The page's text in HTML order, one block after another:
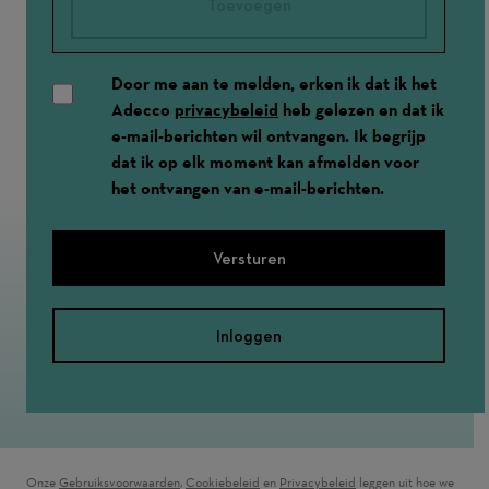
Door me aan te melden, erken ik dat ik het
Adecco privacybeleid heb gelezen en dat ik
e-mail-berichten wil ontvangen. Ik begrijp
dat ik op elk moment kan afmelden voor
het ontvangen van e-mail-berichten.
Versturen
Inloggen
Onze Gebruiksvoorwaarden(wordt in een nieuw venster geopend)
, Cookiebeleid (wordt in een nieuw venster geopend)
en Privacybeleid (wordt in een nieuw
leggen uit hoe we